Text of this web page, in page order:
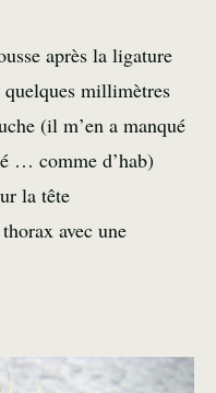
après la ligature
millimètres
(il m’en a manqué
… comme d’hab)
la tête
avec une